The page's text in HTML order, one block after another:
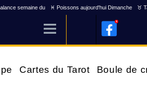
semaine du ♓ Poissons aujourd'hui Dimanche ♉
Cartes du Tarot Boule de